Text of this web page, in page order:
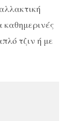
καθημερινές
τζιν ή με